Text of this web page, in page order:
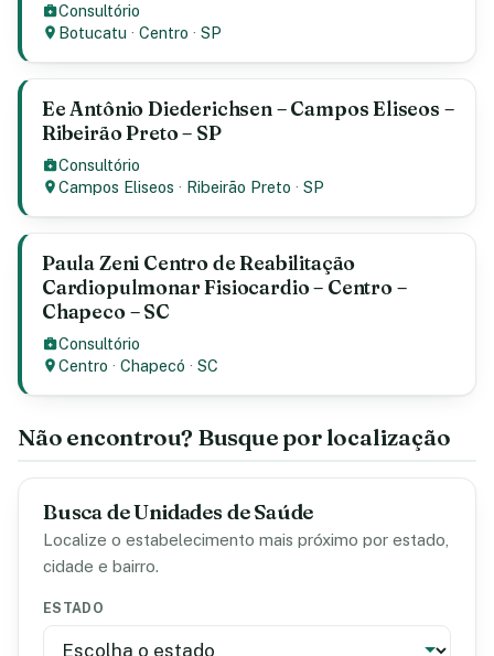
Consultório
Botucatu ·Centro ·SP
Ee Antônio Diederichsen – Campos Eliseos –
Ribeirão Preto – SP
Consultório
Campos Eliseos · Ribeirão Preto ·SP
Paula Zeni Centro de Reabilitação
Cardiopulmonar Fisiocardio – Centro –
Chapeco – SC
Consultório
Centro ·Chapecó ·SC
Não encontrou? Busque por localização
Busca de Unidades de Saúde
Localize o estabelecimento mais próximo por estado,
cidade e bairro.
ESTADO